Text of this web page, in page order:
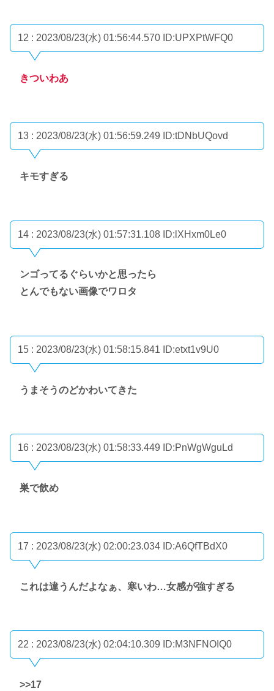
12 : 2023/08/23(水) 01:56:44.570 ID:UPXPtWFQ0
きついわあ
13 : 2023/08/23(水) 01:56:59.249 ID:tDNbUQovd
キモすぎる
14 : 2023/08/23(水) 01:57:31.108 ID:lXHxm0Le0
ンゴってるぐらいかと思ったら
とんでもない画像でワロタ
15 : 2023/08/23(水) 01:58:15.841 ID:etxt1v9U0
うまそうのどかわいてきた
16 : 2023/08/23(水) 01:58:33.449 ID:PnWgWguLd
巣で飲め
17 : 2023/08/23(水) 02:00:23.034 ID:A6QfTBdX0
これは違うんだよなぁ、寒いわ…女感が強すぎる
22 : 2023/08/23(水) 02:04:10.309 ID:M3NFNOIQ0
>>17